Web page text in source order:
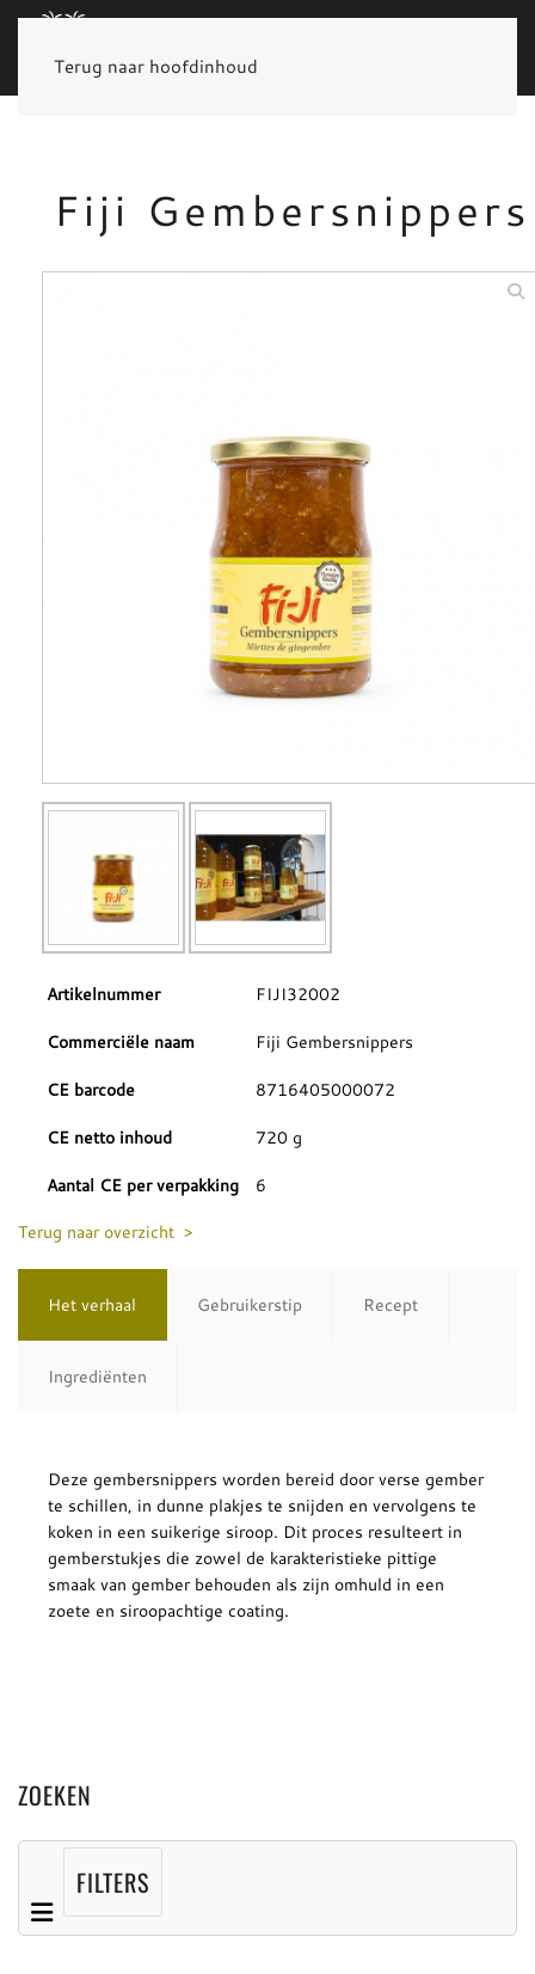
Terug naar hoofdinhoud
Fiji Gembersnippers
Artikelnummer
FIJI32002
Commerciële naam
Fiji Gembersnippers
CE barcode
8716405000072
CE netto inhoud
720 g
Aantal CE per verpakking
6
Terug naar overzicht >
Het verhaal Gebruikerstip Recept
Ingrediënten
Deze gembersnippers worden bereid door verse gember
te schillen, in dunne plakjes te snijden en vervolgens te
koken in een suikerige siroop. Dit proces resulteert in
gemberstukjes die zowel de karakteristieke pittige
smaak van gember behouden als zijn omhuld in een
zoete en siroopachtige coating.
ZOEKEN
FILTERS